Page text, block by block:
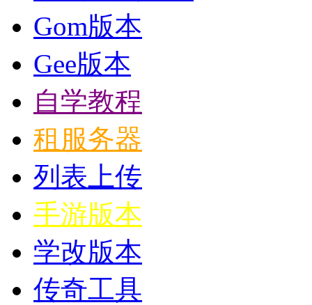
Gom版本
Gee版本
自学教程
租服务器
列表上传
手游版本
学改版本
传奇工具